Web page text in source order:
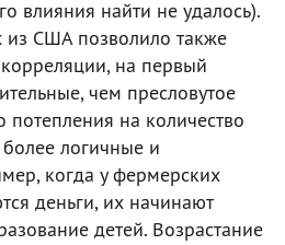
влияния найти не удалось).
из США позволило также
на первый
чем пресловутое
потепления на количество
логичные и
когда у фермерских
деньги, их начинают
детей. Возрастание